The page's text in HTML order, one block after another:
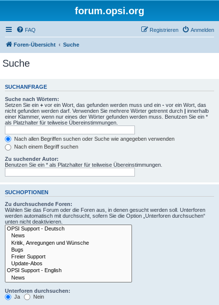
forum.opsi.org
FAQ Anmelden
Registrieren
Foren-Übersicht Suche
Suche
SUCHANFRAGE
Suche nach Wörtern:
Setzen Sie ein + vor ein Wort, das gefunden werden muss und ein - vor ein Wort, das
nicht gefunden werden darf. Verwenden Sie mehrere Wörter getrennt durch | innerhalb
einer Klammer, wenn nur eines der Wörter gefunden werden muss. Benutzen Sie ein *
als Platzhalter für teilweise Übereinstimmungen.
Nach allen Begriffen suchen oder Suche wie angegeben verwenden
Nach einem Begriff suchen
Zu suchender Autor:
Benutzen Sie ein * als Platzhalter für teilweise Übereinstimmungen.
SUCHOPTIONEN
Zu durchsuchende Foren:
Wählen Sie das Forum oder die Foren aus, in denen gesucht werden soll. Unterforen
werden automatisch mit durchsucht, sofern Sie die Option „Unterforen durchsuchen“
unten nicht deaktivieren.
Unterforen durchsuchen:
Ja
Nein